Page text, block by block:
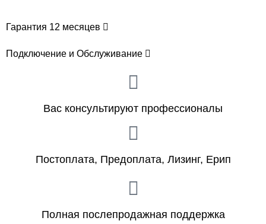
Гарантия 12 месяцев
Подключение и Обслуживание
Вас консультируют профессионалы
Постоплата, Предоплата, Лизинг, Ерип
Полная послепродажная поддержка